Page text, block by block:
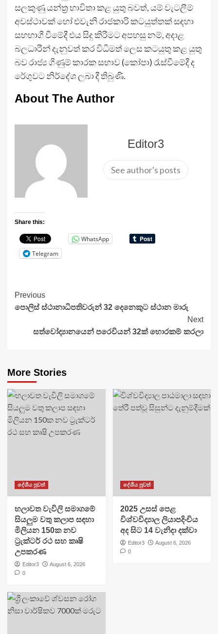
සලකුණු යන්ත්‍ර භාවිතා කළ යුතු බවත්, යම් වැටලීම්
අවස්ථාවක් හෝ එවැනි රාජකාරි කටයුත්තක් සඳහා
සහභාගී වීමේදී එය සිදු කිරීමට අපහසු නම්, අදාළ
බලධාරීන් දැනුවත් කර විධිමත් ලෙස කටයුතු කළ යුතු
බව‍ රාජ්‍ය ගිණුම් කාරක සභාව (කෝපා) රැස්වීමේදී ද
රේගුවට නිර්දේශ ලබා දී තිබුණි.
About The Author
Editor3
See author's posts
Share this:
WhatsApp
Telegram
Continue
Reading
Previous
පොලිස් ස්ථානාධිපතිවරුන් 32 දෙනෙකුට ස්ථාන මාරු
Next
සත්වෝද්‍යානයෙන් පරෙවියන් 32ක් හොරකම් කරලා
More Stories
දේශීය පුවත්
හලාවත වැවිලි සමාගමේ
සියලුම වතු කලාප සඳහා
මිලියන 150ක නව
ට්‍රැක්ටර් රථ සහ කෘෂි
උපකරණ
Editor3
August 6, 2026
0
දේශීය පුවත්
​2025 උසස් පෙළ
විශ්වවිද්‍යාල ලියාපදිංචිය
අද සිට 14 වැනිදා දක්වා
Editor3
August 6, 2026
0